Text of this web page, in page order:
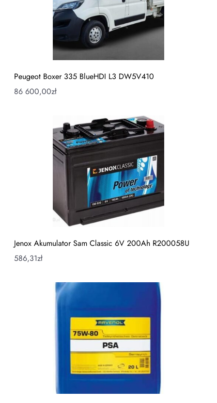
Peugeot Boxer 335 BlueHDI L3 DW5V410
86 600,00zł
Jenox Akumulator Sam Classic 6V 200Ah R200058U
586,31zł